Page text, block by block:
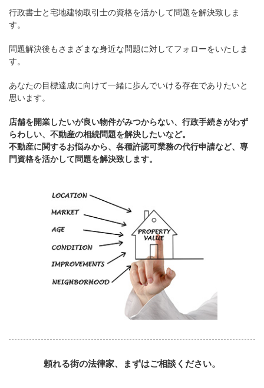
行政書士と宅地建物取引士の資格を活かして問題を解決致しま
す。
問題解決後もさまざまな身近な問題に対してフォローをいたしま
す。
あなたの目標達成に向けて一緒に歩んでいける存在でありたいと
思います。
店舗を開業したいが良い物件がみつからない、行政手続きがわず
らわしい、不動産の相続問題を解決したいなど。
不動産に関するお悩みから、各種許認可業務の代行申請など、専
門資格を活かして問題を解決致します。
頼れる街の法律家、まずはご相談ください。